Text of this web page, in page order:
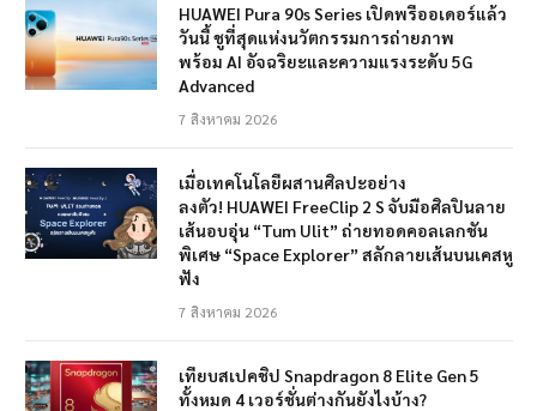
HUAWEI Pura 90s Series เปิดพรีออเดอร์แล้ว
วันนี้ ชูที่สุดแห่งนวัตกรรมการถ่ายภาพ
พร้อม AI อัจฉริยะและความแรงระดับ 5G
Advanced
7 สิงหาคม 2026
เมื่อเทคโนโลยีผสานศิลปะอย่าง
ลงตัว! HUAWEI FreeClip 2 S จับมือศิลปินลาย
เส้นอบอุ่น “Tum Ulit” ถ่ายทอดคอลเลกชัน
พิเศษ “Space Explorer” สลักลายเส้นบนเคสหู
ฟัง
7 สิงหาคม 2026
เทียบสเปคชิป Snapdragon 8 Elite Gen 5
ทั้งหมด 4 เวอร์ชั่นต่างกันยังไงบ้าง?